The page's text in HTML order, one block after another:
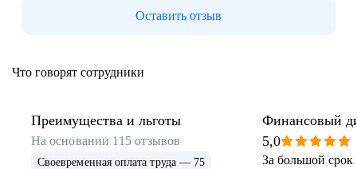
Оставить отзыв
Что говорят сотрудники
Преимущества и льготы
На основании 115 отзывов
Своевременная оплата труда — 75
Финансовый
5,0
За большой срок